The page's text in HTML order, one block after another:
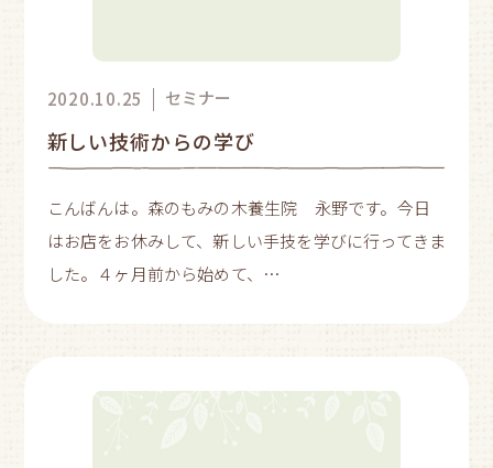
2020.10.25 セミナー
新しい技術からの学び
こんばんは。森のもみの木養生院 永野です。今日
はお店をお休みして、新しい手技を学びに行ってきま
した。４ヶ月前から始めて、…